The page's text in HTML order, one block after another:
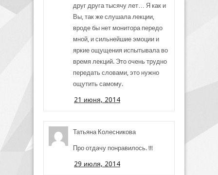
друг друга тысячу лет… Я как и
Вы, так же слушала лекции,
вроде бы нет монитора передо
мной, и сильнейшие эмоции и
яркие ощущения испытывала во
время лекций. Это очень трудно
передать словами, это нужно
ощутить самому.
21 июня, 2014
Татьяна Колесникова
Про отдачу понравилось. !!!
29 июля, 2014